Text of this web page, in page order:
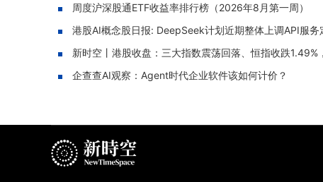
周度沪深股通ETF收益率排行榜（2026年8月第一周）
港股AI概念股日报: DeepSeek计划近期整体上调API服
新时空丨港股收盘：三大指数震荡回落、恒指收跌
企查查AI观察：Agent时代企业软件该如何计价？